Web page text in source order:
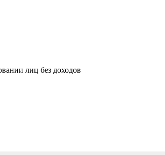
лиц без доходов